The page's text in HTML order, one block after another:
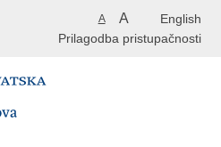
English
A A
Prilagodba pristupačnosti